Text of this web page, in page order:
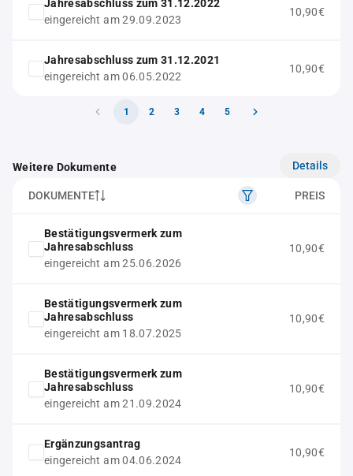
Jahresabschluss zum 31.12.2022
eingereicht am 29.09.2023
10,90€
Jahresabschluss zum 31.12.2021
eingereicht am 06.05.2022
10,90€
1 2 3 4 5
Weitere Dokumente Details
DOKUMENTE PREIS
Bestätigungsvermerk zum
Jahresabschluss
eingereicht am 25.06.2026
10,90€
Bestätigungsvermerk zum
Jahresabschluss
eingereicht am 18.07.2025
10,90€
Bestätigungsvermerk zum
Jahresabschluss
eingereicht am 21.09.2024
10,90€
Ergänzungsantrag
eingereicht am 04.06.2024
10,90€